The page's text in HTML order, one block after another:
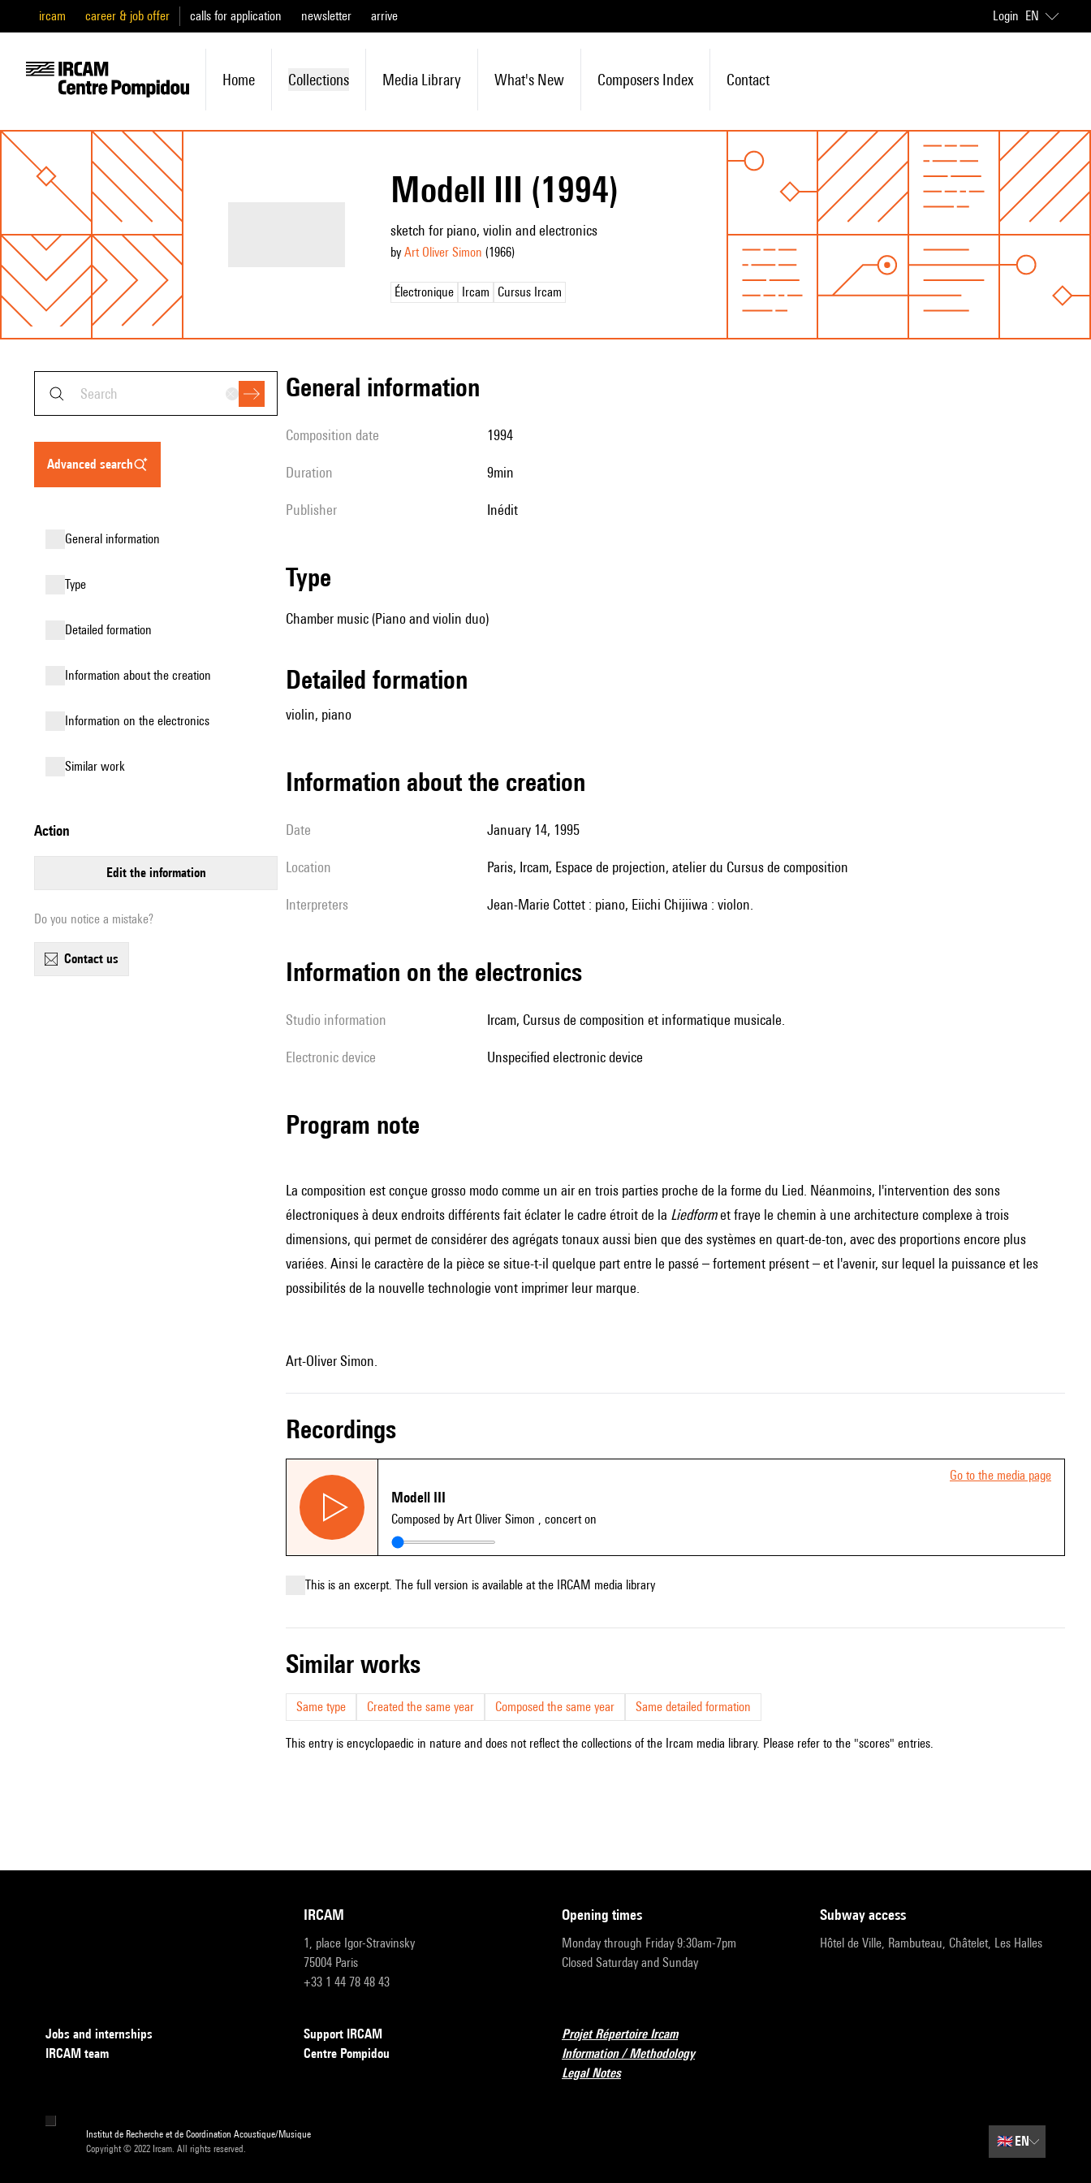
ircam career & job offer calls for application newsletter arrive Login EN
Home Collections Media Library What's New Composers Index Contact
Modell III (1994)
sketch for piano, violin and electronics
by Art Oliver Simon (1966)
Électronique Ircam Cursus Ircam
advanced search
general information
type
detailed formation
information about the creation
Information on the electronics
similar work
action
edit the information
Do you notice a mistake?
contact us
general information
composition date 1994
duration 9min
publisher Inédit
type
Chamber music (Piano and violin duo)
detailed formation
violin, piano
information about the creation
date January 14, 1995
location Paris, Ircam, Espace de projection, atelier du Cursus de composition
interpreters Jean-Marie Cottet : piano, Eiichi Chijiiwa : violon.
Information on the electronics
Studio information Ircam, Cursus de composition et informatique musicale.
Electronic device unspecified electronic device
Program note
La composition est conçue grosso modo comme un air en trois parties proche de la forme du Lied. Néanmoins, l'intervention des sons
électroniques à deux endroits différents fait éclater le cadre étroit de la Liedformet fraye le chemin à une architecture complexe à trois
dimensions, qui permet de considérer des agrégats tonaux aussi bien que des systèmes en quart-de-ton, avec des proportions encore plus
variées. Ainsi le caractère de la pièce se situe-t-il quelque part entre le passé – fortement présent – et l'avenir, sur lequel la puissance et les
possibilités de la nouvelle technologie vont imprimer leur marque.
Art-Oliver Simon.
recordings
Go to the media page
Modell III
Composed by Art Oliver Simon , concert on
This is an excerpt. The full version is available at the IRCAM media library
similar works
Same type Created the same year Composed the same year Same detailed formation
This entry is encyclopaedic in nature and does not reflect the collections of the Ircam media library. Please refer to the "scores" entries.
IRCAM
1, place Igor-Stravinsky
75004 Paris
+33 1 44 78 48 43
opening times
Monday through Friday 9:30am-7pm
Closed Saturday and Sunday
subway access
Hôtel de Ville, Rambuteau, Châtelet, Les Halles
Jobs and internships
IRCAM team
Support IRCAM
Centre Pompidou
Projet Répertoire Ircam
Information / Methodology
Legal Notes
Institut de Recherche et de Coordination Acoustique/Musique
Copyright © 2022 Ircam. All rights reserved.
🇬🇧EN